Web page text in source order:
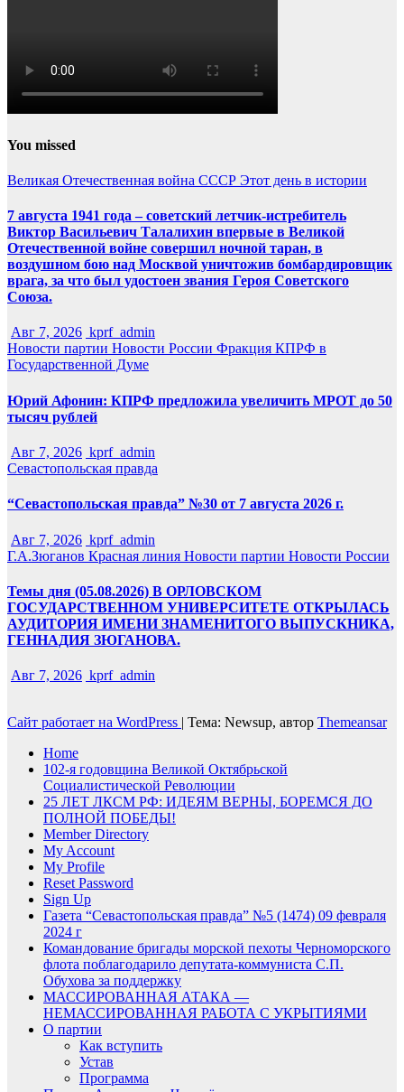
You missed
Великая Отечественная война СССР Этот день в истории
7 августа 1941 года – советский летчик-истребитель
Виктор Васильевич Талалихин впервые в Великой
Отечественной войне совершил ночной таран, в
воздушном бою над Москвой уничтожив бомбардировщик
врага, за что был удостоен звания Героя Советского
Союза.
Авг 7, 2026 kprf_admin
Новости партии Новости России Фракция КПРФ в
Государственной Думе
Юрий Афонин: КПРФ предложила увеличить МРОТ до 50
тысяч рублей
Авг 7, 2026 kprf_admin
Севастопольская правда
“Севастопольская правда” №30 от 7 августа 2026 г.
Авг 7, 2026 kprf_admin
Г.А.Зюганов Красная линия Новости партии Новости России
Темы дня (05.08.2026) В ОРЛОВСКОМ
ГОСУДАРСТВЕННОМ УНИВЕРСИТЕТЕ ОТКРЫЛАСЬ
АУДИТОРИЯ ИМЕНИ ЗНАМЕНИТОГО ВЫПУСКНИКА,
ГЕННАДИЯ ЗЮГАНОВА.
Авг 7, 2026 kprf_admin
Сайт работает на WordPress | Тема: Newsup, автор Themeansar
Home
102-я годовщина Великой Октябрьской
Социалистической Революции
25 ЛЕТ ЛКСМ РФ: ИДЕЯМ ВЕРНЫ, БОРЕМСЯ ДО
ПОЛНОЙ ПОБЕДЫ!
Member Directory
My Account
My Profile
Reset Password
Sign Up
Газета “Севастопольская правда” №5 (1474) 09 февраля
2024 г
Командование бригады морской пехоты Черноморского
флота поблагодарило депутата-коммуниста С.П.
Обухова за поддержку
МАССИРОВАННАЯ АТАКА —
НЕМАССИРОВАННАЯ РАБОТА С УКРЫТИЯМИ
О партии
Как вступить
Устав
Программа